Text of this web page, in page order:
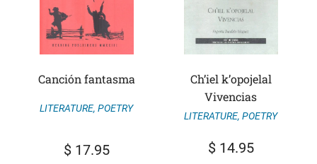
Canción fantasma
LITERATURE, POETRY
$17.95
Ch’iel k’opojelal
Vivencias
LITERATURE, POETRY
$14.95